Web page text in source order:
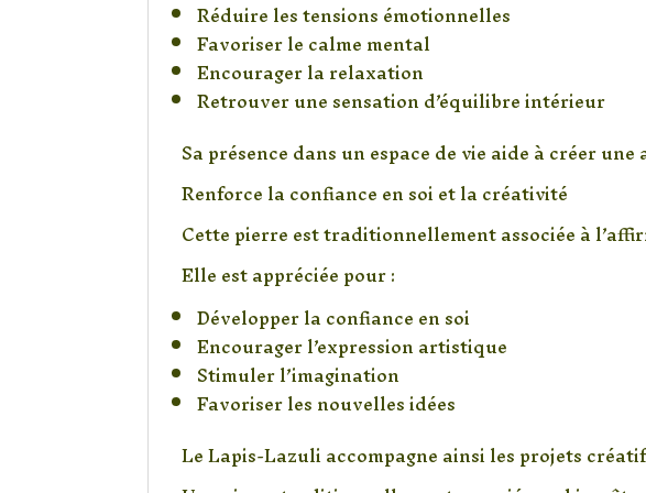
Réduire les tensions émotionnelles
Favoriser le calme mental
Encourager la relaxation
Retrouver une sensation d’équilibre intérieur
Sa présence dans un espace de vie aide à créer
Renforce la confiance en soi et la créativité
Cette pierre est traditionnellement associée à
Elle est appréciée pour :
Développer la confiance en soi
Encourager l’expression artistique
Stimuler l’imagination
Favoriser les nouvelles idées
Le Lapis-Lazuli accompagne ainsi les projets